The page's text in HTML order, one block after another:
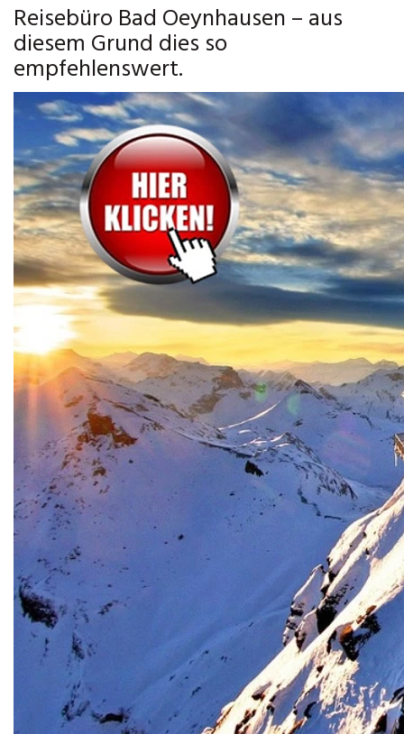
Reisebüro Bad Oeynhausen – aus
diesem Grund dies so
empfehlenswert.